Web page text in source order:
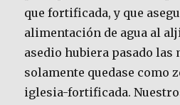
que fortificada, y que
alimentación de agua al
asedio hubiera pasado las
solamente quedase como
iglesia-fortificada.